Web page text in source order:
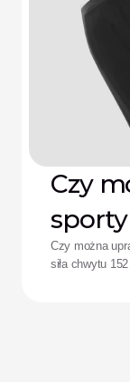
Czy
Czy można
siła chwytu